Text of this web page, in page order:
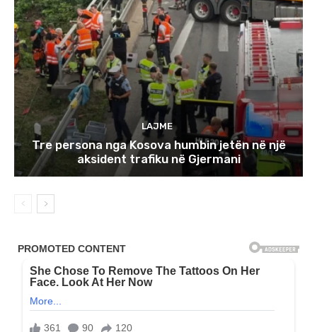
LAJME
Tre persona nga Kosova humbin jetën në një
aksident trafiku në Gjermani